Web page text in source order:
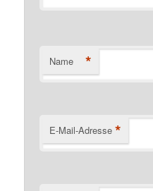
Name *
E-Mail-Adresse *